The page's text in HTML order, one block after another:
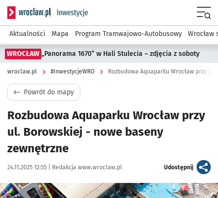
Serwis informacyjny wroclaw.pl podserwis:
Aktualności Mapa Program Tramwajowo-Autobusowy Wrocław
WROCŁAW „Panorama 1670” w Hali Stulecia – zdjęcia z soboty
wroclaw.pl #InwestycjeWRO Rozbudowa Aquaparku Wrocław przy
Powrót do mapy
Rozbudowa Aquaparku Wrocław przy
ul. Borowskiej - nowe baseny
zewnętrzne
Data publikacji:
24.11.2025 12:55 | Autor:
Redakcja www.wroclaw.pl Udostępnijartykuł
Kliknij, aby powiększyć